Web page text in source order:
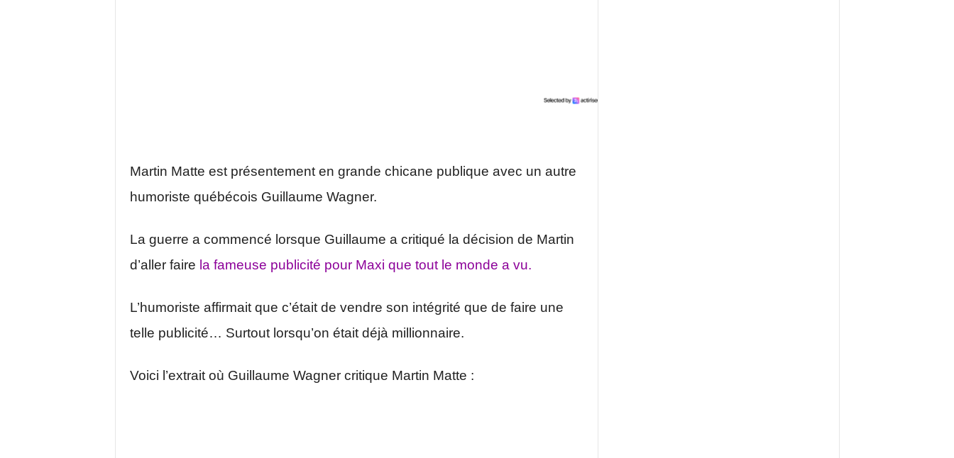
Martin Matte est présentement en grande chicane publique avec un autre
humoriste québécois Guillaume Wagner.
La guerre a commencé lorsque Guillaume a critiqué la décision de Martin
d’aller faire la fameuse publicité pour Maxi que tout le monde a vu.
L’humoriste affirmait que c’était de vendre son intégrité que de faire une
telle publicité… Surtout lorsqu’on était déjà millionnaire.
Voici l’extrait où Guillaume Wagner critique Martin Matte :